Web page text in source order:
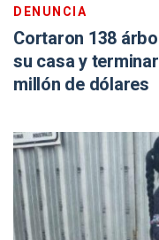
DENUNCIA
Cortaron 138
su casa y
millón de dólares